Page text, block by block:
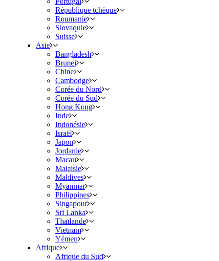
République tchèque
Roumanie
Slovaquie
Suisse
Asie
Bangladesh
Brunei
Chine
Cambodge
Corée du Nord
Corée du Sud
Hong Kong
Inde
Indonésie
Israël
Japon
Jordanie
Macau
Malaisie
Maldives
Myanmar
Philippines
Singapour
Sri Lanka
Thaïlande
Vietnam
Yémen
Afrique
Afrique du Sud